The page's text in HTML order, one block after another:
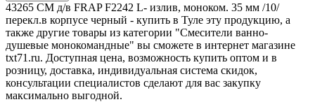
43265 СМ д/в FRAP F2242 L- излив, моноком. 35 мм /10/
перекл.в корпусе черный - купить в Туле эту продукцию, а
также другие товары из категории "Смесители ванно-
душевые монокомандные" вы сможете в интернет магазине
txt71.ru. Доступная цена, возможность купить оптом и в
розницу, доставка, индивидуальная система скидок,
консультации специалистов сделают для вас закупку
максимально выгодной.